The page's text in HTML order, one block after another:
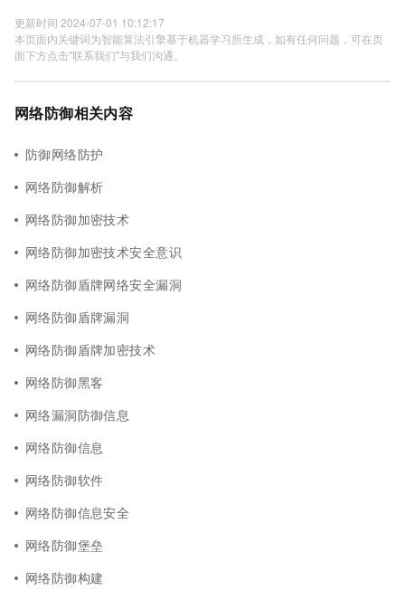
更新时间 2024-07-01 10:12:17
本页面内关键词为智能算法引擎基于机器学习所生成，如有任何问题，可在页
面下方点击"联系我们"与我们沟通。
网络防御相关内容
防御网络防护
网络防御解析
网络防御加密技术
网络防御加密技术安全意识
网络防御盾牌网络安全漏洞
网络防御盾牌漏洞
网络防御盾牌加密技术
网络防御黑客
网络漏洞防御信息
网络防御信息
网络防御软件
网络防御信息安全
网络防御堡垒
网络防御构建